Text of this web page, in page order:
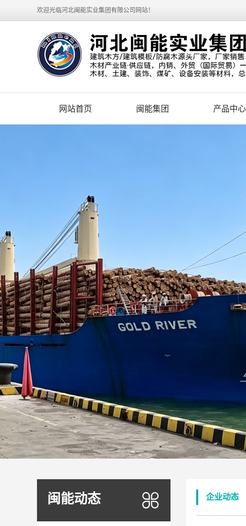
欢迎光临河北闽能实业集团有限公司网站！
网站首页 闽能集团 产品中心
闽能动态 企业动态